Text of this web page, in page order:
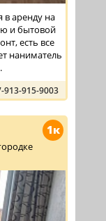
в аренду на
и бытовой
есть все
наниматель
913-915-9003
1к